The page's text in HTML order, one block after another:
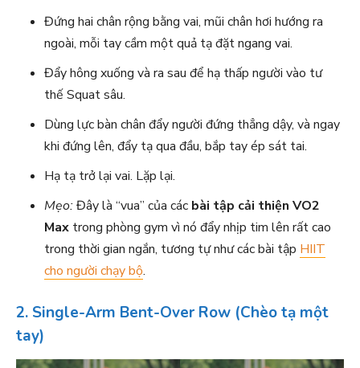
Đứng hai chân rộng bằng vai, mũi chân hơi hướng ra
ngoài, mỗi tay cầm một quả tạ đặt ngang vai.
Đẩy hông xuống và ra sau để hạ thấp người vào tư
thế Squat sâu.
Dùng lực bàn chân đẩy người đứng thẳng dậy, và ngay
khi đứng lên, đẩy tạ qua đầu, bắp tay ép sát tai.
Hạ tạ trở lại vai. Lặp lại.
Mẹo:Đây là “vua” của các bài tập cải thiện VO2
Max trong phòng gym vì nó đẩy nhịp tim lên rất cao
trong thời gian ngắn, tương tự như các bài tập HIIT
cho người chạy bộ.
2. Single-Arm Bent-Over Row (Chèo tạ một
tay)